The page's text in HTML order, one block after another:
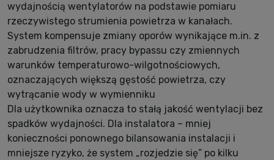
wydajnością wentylatorów na podstawie pomiaru
rzeczywistego strumienia powietrza w kanałach.
System kompensuje zmiany oporów wynikające m.in. z
zabrudzenia filtrów, pracy bypassu czy zmiennych
warunków temperaturowo-wilgotnościowych,
oznaczających większą gęstość powietrza, czy
wytrącanie wody w wymienniku
Dla użytkownika oznacza to stałą jakość wentylacji bez
spadków wydajności. Dla instalatora – mniej
konieczności ponownego bilansowania instalacji i
mniejsze ryzyko, że system „rozjedzie się” po kilku